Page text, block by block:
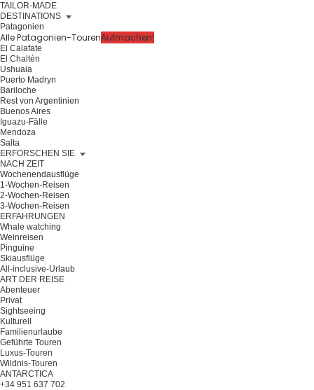
TAILOR-MADE
DESTINATIONS
Patagonien
Alle Patagonien-TourenAufmachen!
El Calafate
El Chaltén
Ushuaia
Puerto Madryn
Bariloche
Rest von Argentinien
Buenos Aires
Iguazu-Fälle
Mendoza
Salta
ERFORSCHEN SIE
NACH ZEIT
Wochenendausflüge
1-Wochen-Reisen
2-Wochen-Reisen
3-Wochen-Reisen
ERFAHRUNGEN
Whale watching
Weinreisen
Pinguine
Skiausflüge
All-inclusive-Urlaub
ART DER REISE
Abenteuer
Privat
Sightseeing
Kulturell
Familienurlaube
Geführte Touren
Luxus-Touren
Wildnis-Touren
ANTARCTICA
+34 951 637 702